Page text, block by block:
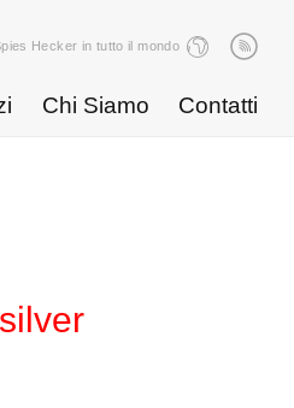
Hecker in tutto il mondo
Chi Siamo Contatti